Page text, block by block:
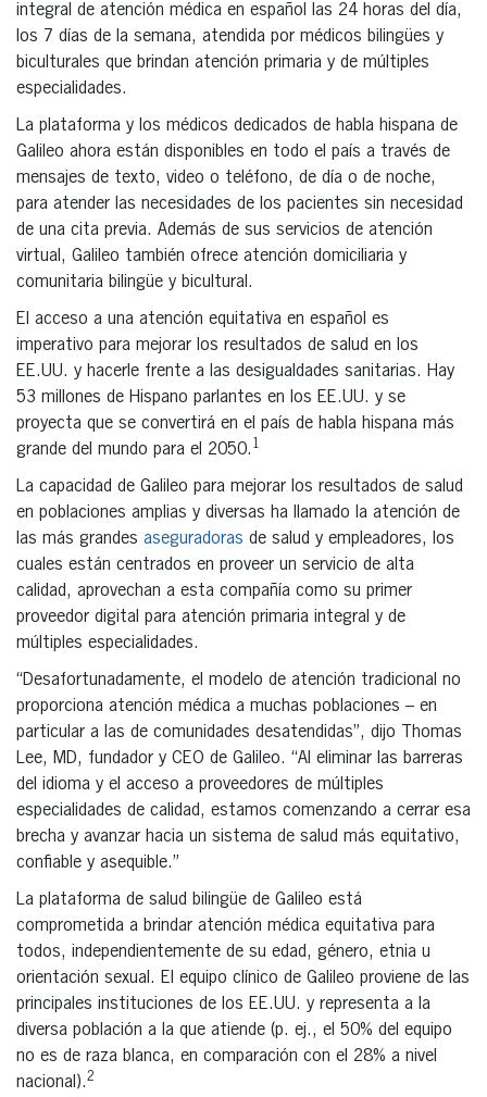
integral de atención médica en español las 24 horas del día,
los 7 días de la semana, atendida por médicos bilingües y
biculturales que brindan atención primaria y de múltiples
especialidades.
La plataforma y los médicos dedicados de habla hispana de
Galileo ahora están disponibles en todo el país a través de
mensajes de texto, video o teléfono, de día o de noche,
para atender las necesidades de los pacientes sin necesidad
de una cita previa. Además de sus servicios de atención
virtual, Galileo también ofrece atención domiciliaria y
comunitaria bilingüe y bicultural.
El acceso a una atención equitativa en español es
imperativo para mejorar los resultados de salud en los
EE.UU. y hacerle frente a las desigualdades sanitarias. Hay
53 millones de Hispano parlantes en los EE.UU. y se
proyecta que se convertirá en el país de habla hispana más
grande del mundo para el 2050. 1
La capacidad de Galileo para mejorar los resultados de salud
en poblaciones amplias y diversas ha llamado la atención de
las más grandes aseguradoras de salud y empleadores, los
cuales están centrados en proveer un servicio de alta
calidad, aprovechan a esta compañía como su primer
proveedor digital para atención primaria integral y de
múltiples especialidades.
“Desafortunadamente, el modelo de atención tradicional no
proporciona atención médica a muchas poblaciones – en
particular a las de comunidades desatendidas”, dijo Thomas
Lee, MD, fundador y CEO de Galileo. “Al eliminar las barreras
del idioma y el acceso a proveedores de múltiples
especialidades de calidad, estamos comenzando a cerrar esa
brecha y avanzar hacia un sistema de salud más equitativo,
confiable y asequible.”
La plataforma de salud bilingüe de Galileo está
comprometida a brindar atención médica equitativa para
todos, independientemente de su edad, género, etnia u
orientación sexual. El equipo clínico de Galileo proviene de las
principales instituciones de los EE.UU. y representa a la
diversa población a la que atiende (p. ej., el 50% del equipo
no es de raza blanca, en comparación con el 28% a nivel
nacional).2